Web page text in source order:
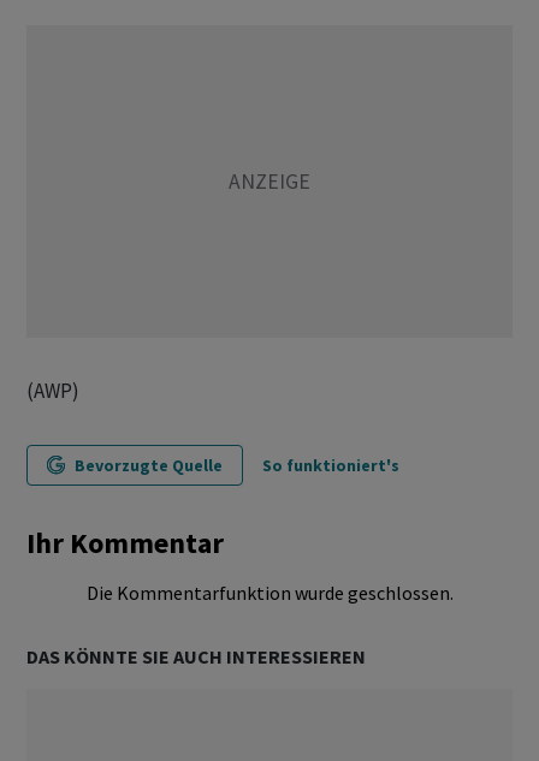
(AWP)
Bevorzugte Quelle So funktioniert's
Ihr Kommentar
Die Kommentarfunktion wurde geschlossen.
DAS KÖNNTE SIE AUCH INTERESSIEREN